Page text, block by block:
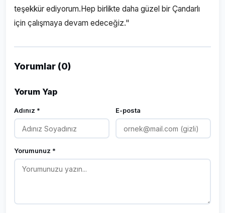
teşekkür ediyorum.Hep birlikte daha güzel bir Çandarlı
için çalışmaya devam edeceğiz."
Yorumlar (0)
Yorum Yap
Adınız * E-posta
Yorumunuz *